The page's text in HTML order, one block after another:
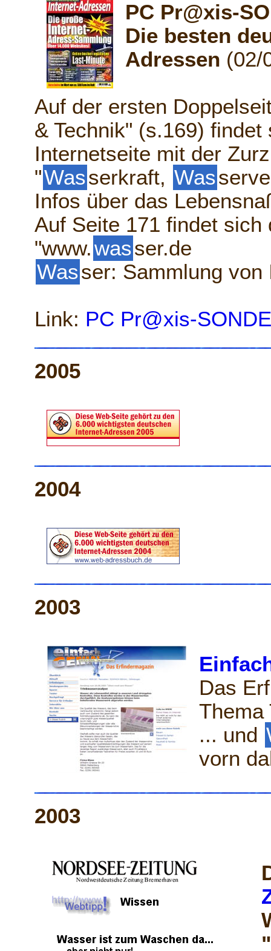
PC Pr@xis-
Die besten
Adressen (02/
Auf der ersten
& Technik" (s.169)
Internetseite mit der
"Wasserkraft, Was
Infos über das
Auf Seite 171 findet sich
"www.wasser.de
Wasser: Sammlung
Link: PC Pr@xis-
2005
2004
2003
Das
Thema
... und
vorn
2003